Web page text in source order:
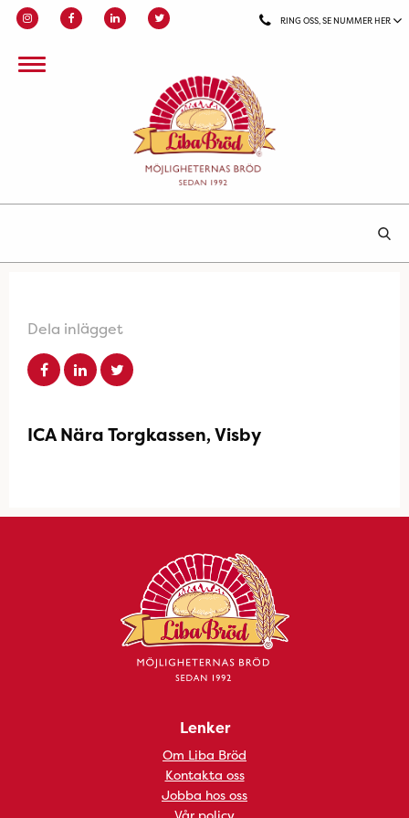
RING OSS, SE NUMMER HER
Dela inlägget
ICA Nära Torgkassen, Visby
Lenker
Om Liba Bröd
Kontakta oss
Jobba hos oss